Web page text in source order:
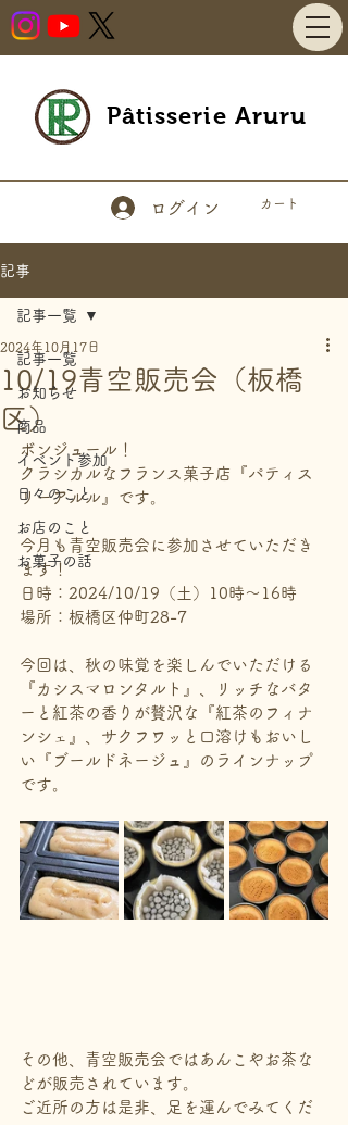
Pâtisserie Aruru
ログイン カート
記事
記事一覧
お知らせ
商品
イベント参加
日々のこと
お店のこと
お菓子の話
記事一覧
10/19青空販売会（板橋
区）
2024年10月17日
ボンジュール！
クラシカルなフランス菓子店『パティス
リーアルル』です。
今月も青空販売会に参加させていただき
ます！
日時：2024/10/19（土）10時～16時
場所：板橋区仲町28-7
今回は、秋の味覚を楽しんでいただける
『カシスマロンタルト』、リッチなバタ
ーと紅茶の香りが贅沢な『紅茶のフィナ
ンシェ』、サクフワッと口溶けもおいし
い『ブールドネージュ』のラインナップ
です。
その他、青空販売会ではあんこやお茶な
どが販売されています。
ご近所の方は是非、足を運んでみてくだ